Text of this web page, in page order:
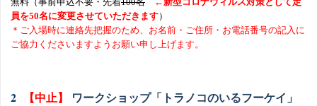
員を50名に変更させていただきます）
＊ご入場時に連絡先把握のため、お名前・ご住所・お電話番号の記入に
ご協力くださいますようお願い申し上げます。
2 【中止】 ワークショップ「トラノコのいるフーケイ」